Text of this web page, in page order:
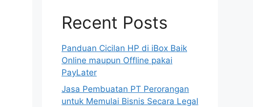
Recent Posts
Panduan Cicilan HP di iBox Baik
Online maupun Offline pakai
PayLater
Jasa Pembuatan PT Perorangan
untuk Memulai Bisnis Secara Legal